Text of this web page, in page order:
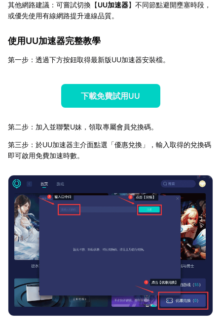
其他網路建議：可嘗試切換【UU加速器】不同節點避開壅塞時段，
或優先使用有線網路提升連線品質。
使用UU加速器完整教學
第一步：透過下方按鈕取得最新版UU加速器安裝檔。
下載免費試用UU
第二步：加入並聯繫U妹，領取專屬會員兌換碼。
第三步：於UU加速器主介面點選「優惠兌換」，輸入取得的兌換碼
即可啟用免費加速時數。